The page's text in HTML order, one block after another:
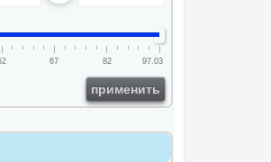
67 82 97.03
применить